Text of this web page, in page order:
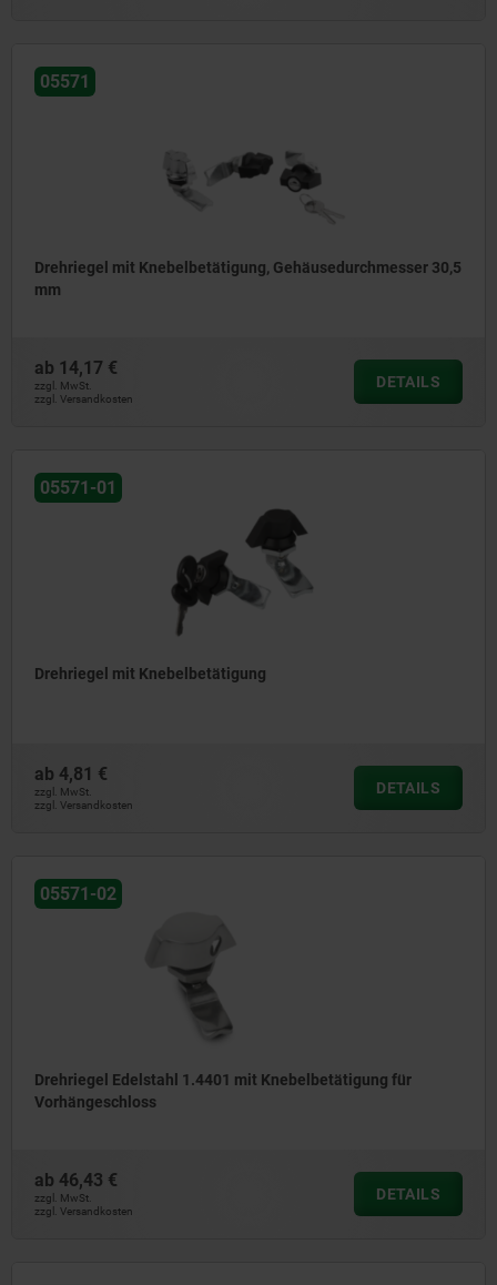
05571
Drehriegel mit Knebelbetätigung, Gehäusedurchmesser 30,5
mm
ab 14,17 €
zzgl. MwSt.
zzgl. Versandkosten
DETAILS
05571-01
Drehriegel mit Knebelbetätigung
ab 4,81 €
zzgl. MwSt.
zzgl. Versandkosten
DETAILS
05571-02
Drehriegel Edelstahl 1.4401 mit Knebelbetätigung für
Vorhängeschloss
ab 46,43 €
zzgl. MwSt.
zzgl. Versandkosten
DETAILS